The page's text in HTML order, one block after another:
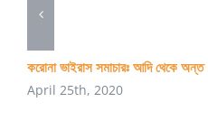
করোনা ভাইরাস সমাচারঃ আদি থেকে অন্ত
April 25th, 2020